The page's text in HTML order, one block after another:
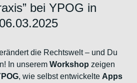
bei YPOG in
die Rechtswelt – und Du
In unserem Workshop zeigen
, wie selbst entwickelte Apps